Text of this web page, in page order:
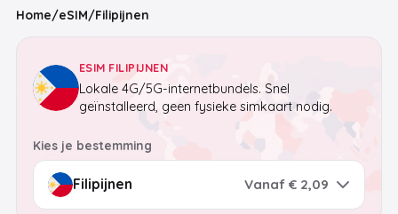
Home/eSIM/Filipijnen
ESIM FILIPIJNEN
Lokale 4G/5G-internetbundels. Snel
geïnstalleerd, geen fysieke simkaart nodig.
Kies je bestemming
Vanaf € 2,09